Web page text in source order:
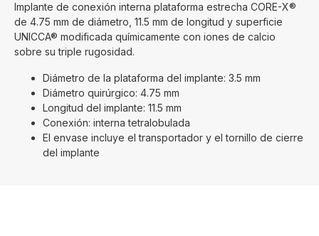
Implante de conexión interna plataforma estrecha CORE-X®
de 4.75 mm de diámetro, 11.5 mm de longitud y superficie
UNICCA® modificada químicamente con iones de calcio
sobre su triple rugosidad.
Diámetro de la plataforma del implante: 3.5 mm
Diámetro quirúrgico: 4.75 mm
Longitud del implante: 11.5 mm
Conexión: interna tetralobulada
El envase incluye el transportador y el tornillo de cierre
del implante